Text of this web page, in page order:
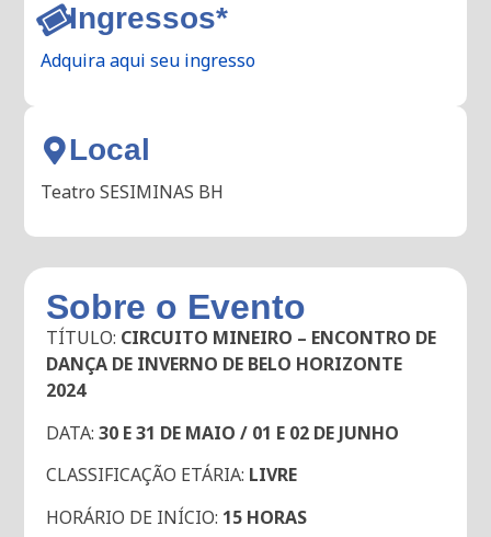
Ingressos*
Adquira aqui seu ingresso
Local
Teatro SESIMINAS BH
Sobre o Evento
TÍTULO: CIRCUITO MINEIRO – ENCONTRO DE
DANÇA DE INVERNO DE BELO HORIZONTE
2024
DATA: 30 E 31 DE MAIO / 01 E 02 DE JUNHO
CLASSIFICAÇÃO ETÁRIA: LIVRE
HORÁRIO DE INÍCIO: 15 HORAS